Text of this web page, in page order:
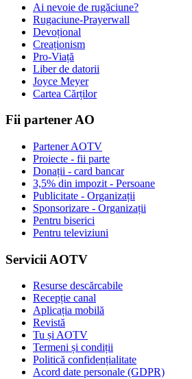
Ai nevoie de rugăciune?
Rugaciune-Prayerwall
Devoțional
Creaționism
Pro-Viață
Liber de datorii
Joyce Meyer
Cartea Cărților
Fii partener AO
Partener AOTV
Proiecte - fii parte
Donații - card bancar
3,5% din impozit - Persoane
Publicitate - Organizații
Sponsorizare - Organizații
Pentru biserici
Pentru televiziuni
Servicii AOTV
Resurse descărcabile
Recepție canal
Aplicația mobilă
Revistă
Tu și AOTV
Termeni și condiții
Politică confidențialitate
Acord date personale (GDPR)